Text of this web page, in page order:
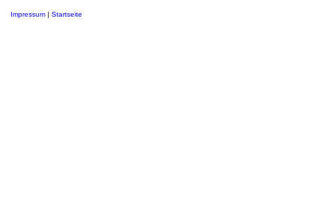
Impressum | Startseite